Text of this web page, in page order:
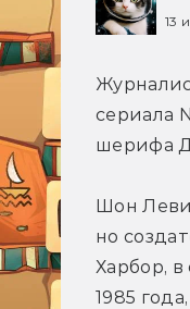
13
сериала
шерифа
Шон
но
Харбор,
1985